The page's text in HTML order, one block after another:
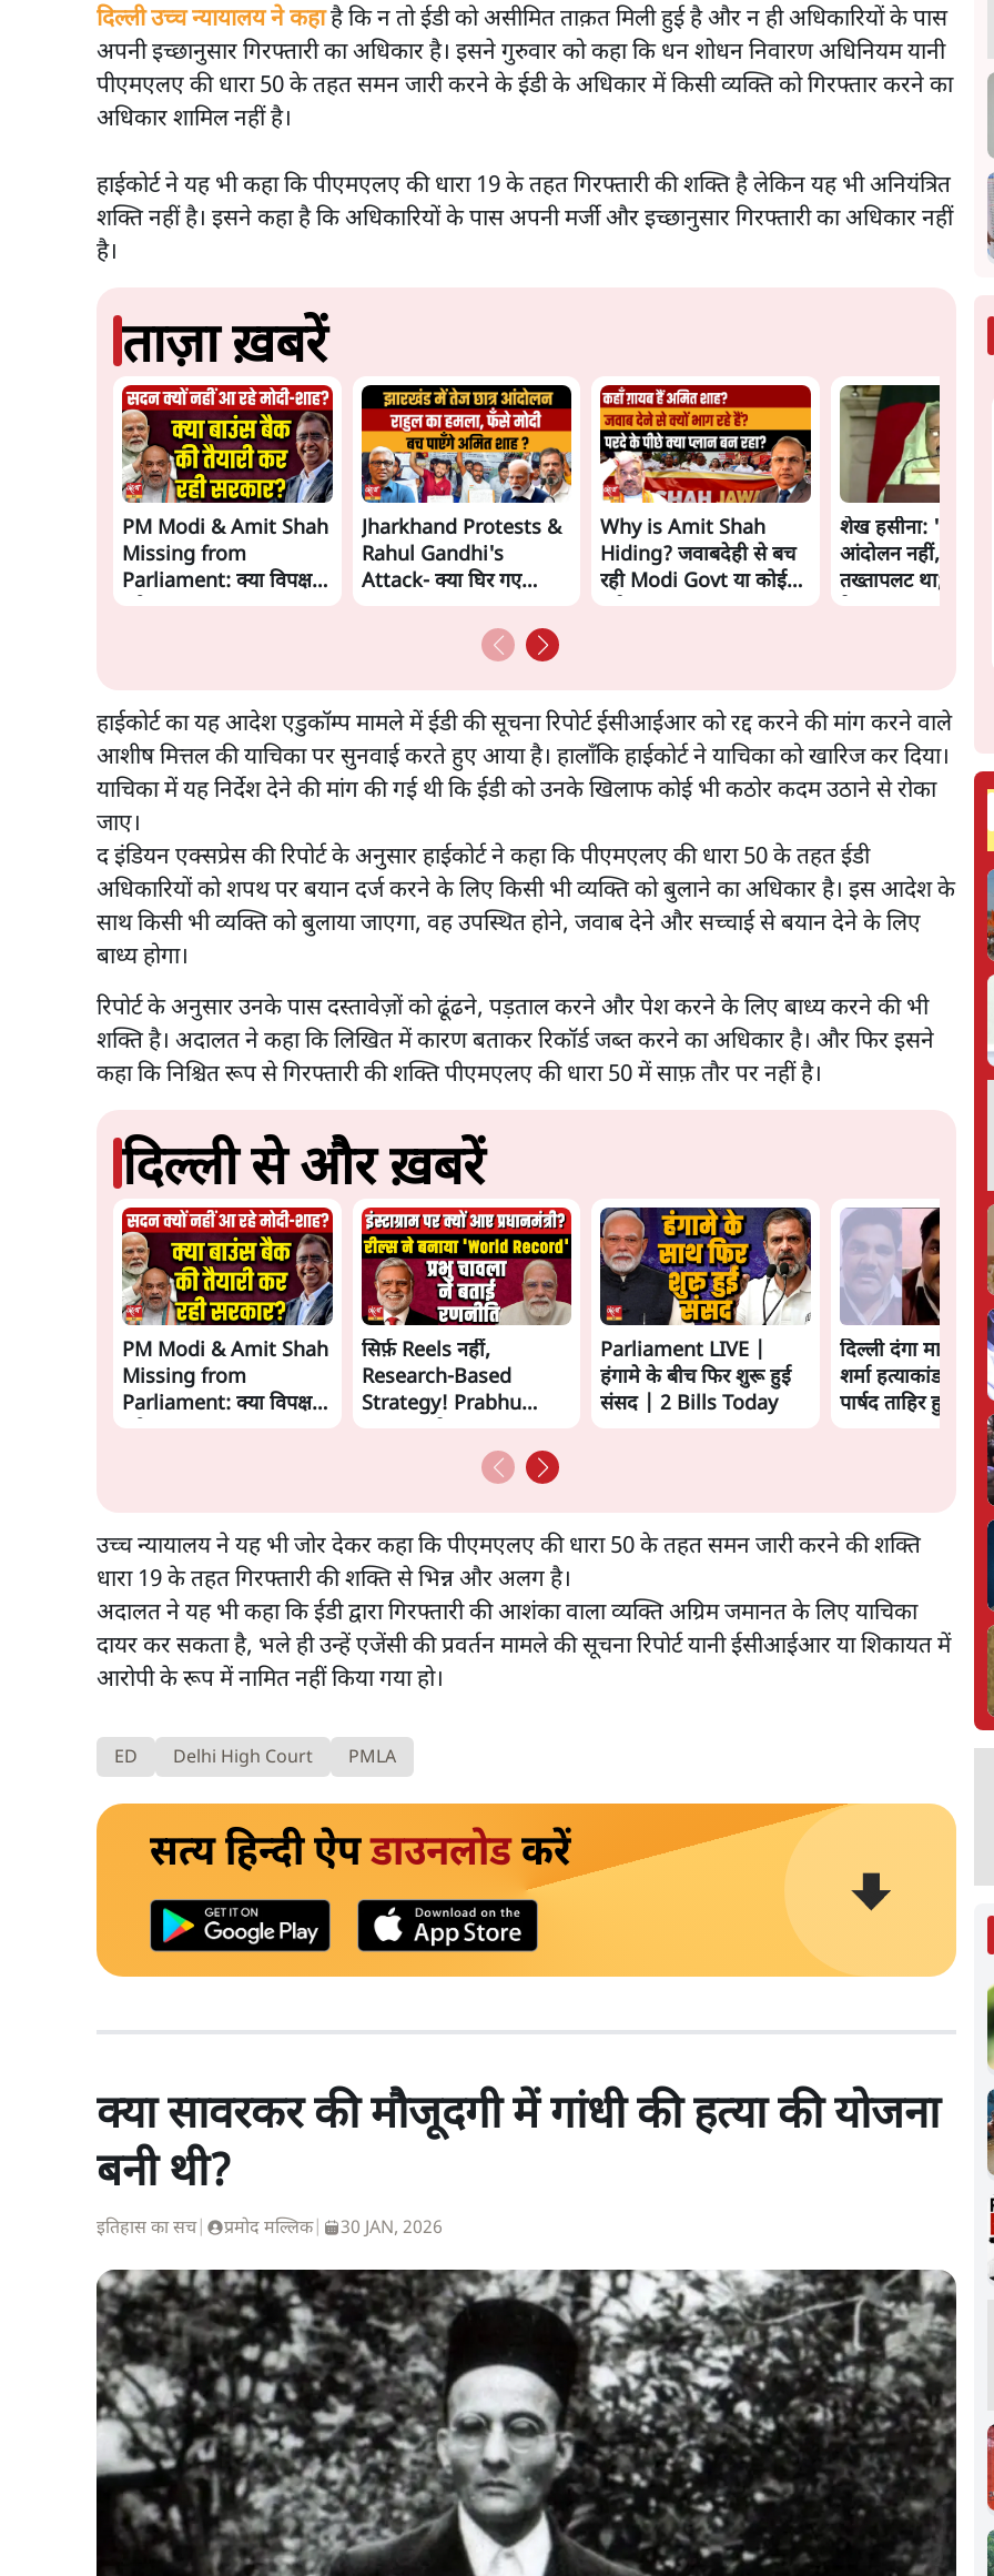
दिल्ली उच्च न्यायालय ने कहाहै कि न तो ईडी को असीमित ताक़त मिली हुई है और न ही अधिकारियों के पास
अपनी इच्छानुसार गिरफ्तारी का अधिकार है। इसने गुरुवार को कहा कि धन शोधन निवारण अधिनियम यानी
पीएमएलए की धारा 50 के तहत समन जारी करने के ईडी के अधिकार में किसी व्यक्ति को गिरफ्तार करने का
अधिकार शामिल नहीं है।
हाईकोर्ट ने यह भी कहा कि पीएमएलए की धारा 19 के तहत गिरफ्तारी की शक्ति है लेकिन यह भी अनियंत्रित
शक्ति नहीं है। इसने कहा है कि अधिकारियों के पास अपनी मर्जी और इच्छानुसार गिरफ्तारी का अधिकार नहीं
है।
ताज़ा ख़बरें
PM Modi & Amit Shah
Missing from
Parliament: क्या विपक्ष से
Jharkhand Protests &
Rahul Gandhi's
Attack- क्या घिर गए
Ashutosh Ki Baat
Why is Amit Shah
Hiding? जवाबदेही से बच
रही Modi Govt या कोई
शेख हसीना: '2024
आंदोलन नहीं,
तख्तापलट था; मैं
हाईकोर्ट का यह आदेश एडुकॉम्प मामले में ईडी की सूचना रिपोर्ट ईसीआईआर को रद्द करने की मांग करने वाले
आशीष मित्तल की याचिका पर सुनवाई करते हुए आया है। हालाँकि हाईकोर्ट ने याचिका को खारिज कर दिया।
याचिका में यह निर्देश देने की मांग की गई थी कि ईडी को उनके खिलाफ कोई भी कठोर कदम उठाने से रोका
जाए।
द इंडियन एक्सप्रेस की रिपोर्ट के अनुसार हाईकोर्ट ने कहा कि पीएमएलए की धारा 50 के तहत ईडी
अधिकारियों को शपथ पर बयान दर्ज करने के लिए किसी भी व्यक्ति को बुलाने का अधिकार है। इस आदेश के
साथ किसी भी व्यक्ति को बुलाया जाएगा, वह उपस्थित होने, जवाब देने और सच्चाई से बयान देने के लिए
बाध्य होगा।
रिपोर्ट के अनुसार उनके पास दस्तावेज़ों को ढूंढने, पड़ताल करने और पेश करने के लिए बाध्य करने की भी
शक्ति है। अदालत ने कहा कि लिखित में कारण बताकर रिकॉर्ड जब्त करने का अधिकार है। और फिर इसने
कहा कि निश्चित रूप से गिरफ्तारी की शक्ति पीएमएलए की धारा 50 में साफ़ तौर पर नहीं है।
दिल्ली से और ख़बरें
PM Modi & Amit Shah
Missing from
Parliament: क्या विपक्ष से
सिर्फ़ Reels नहीं,
Research-Based
Strategy! Prabhu
का Instagram Game
Parliament LIVE |
हंगामे के बीच फिर शुरू हुई
संसद | 2 Bills Today
दिल्ली दंगा मामला:
शर्मा हत्याकांड में
पार्षद ताहिर हुसैन
उच्च न्यायालय ने यह भी जोर देकर कहा कि पीएमएलए की धारा 50 के तहत समन जारी करने की शक्ति
धारा 19 के तहत गिरफ्तारी की शक्ति से भिन्न और अलग है।
अदालत ने यह भी कहा कि ईडी द्वारा गिरफ्तारी की आशंका वाला व्यक्ति अग्रिम जमानत के लिए याचिका
दायर कर सकता है, भले ही उन्हें एजेंसी की प्रवर्तन मामले की सूचना रिपोर्ट यानी ईसीआईआर या शिकायत में
आरोपी के रूप में नामित नहीं किया गया हो।
ED Delhi High Court PMLA
सत्य हिन्दी ऐपडाउनलोडकरें
क्या सावरकर की मौजूदगी में गांधी की हत्या की योजना
बनी थी?
इतिहास का सच| प्रमोद मल्लिक| 30 JAN, 2026